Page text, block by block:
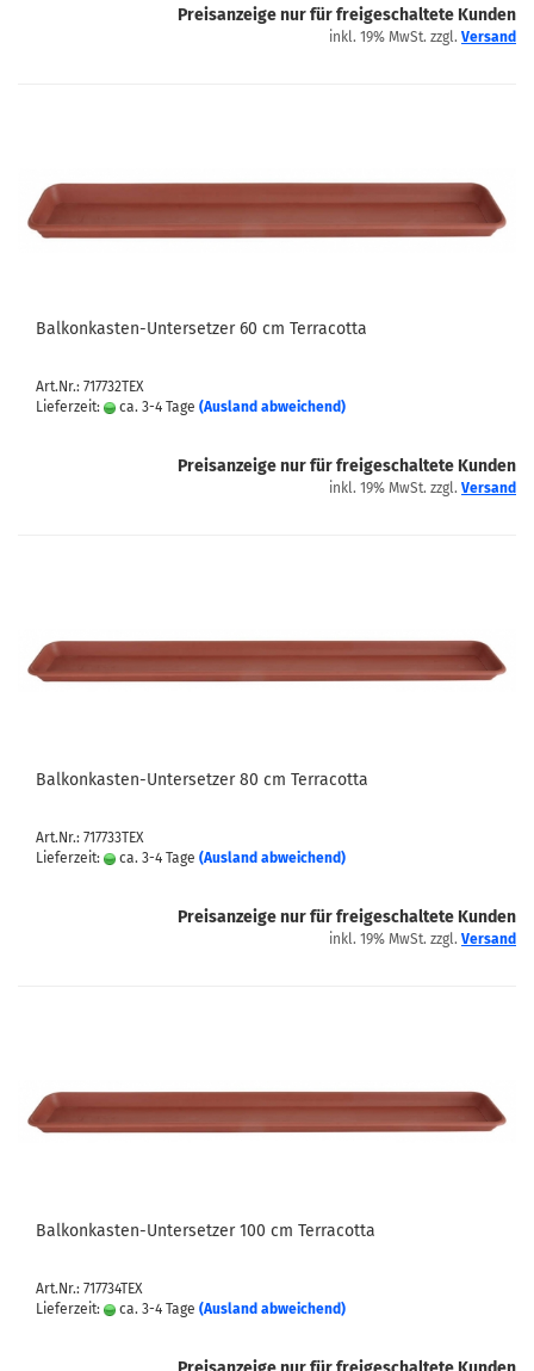
Preisanzeige nur für freigeschaltete Kunden
inkl. 19% MwSt. zzgl. Versand
Balkonkasten-Untersetzer 60 cm Terracotta
Art.Nr.: 717732TEX
Lieferzeit:
ca. 3-4 Tage (Ausland abweichend)
Preisanzeige nur für freigeschaltete Kunden
inkl. 19% MwSt. zzgl. Versand
Balkonkasten-Untersetzer 80 cm Terracotta
Art.Nr.: 717733TEX
Lieferzeit:
ca. 3-4 Tage (Ausland abweichend)
Preisanzeige nur für freigeschaltete Kunden
inkl. 19% MwSt. zzgl. Versand
Balkonkasten-Untersetzer 100 cm Terracotta
Art.Nr.: 717734TEX
Lieferzeit:
ca. 3-4 Tage (Ausland abweichend)